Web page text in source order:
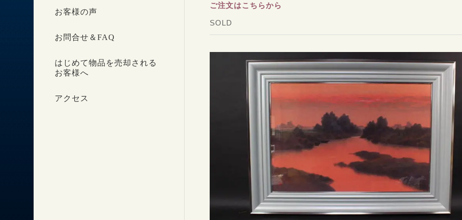
お客様の声
お問合せ＆FAQ
はじめて物品を売却される
お客様へ
アクセス
ご注文はこちらから
SOLD